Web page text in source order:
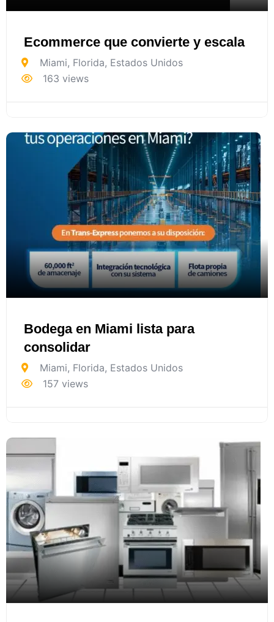
Ecommerce que convierte y escala
Miami, Florida, Estados Unidos
163 views
Bodega en Miami lista para
consolidar
Miami, Florida, Estados Unidos
157 views